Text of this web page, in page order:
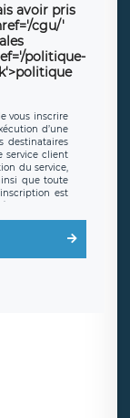
avoir pris
cgu/'
politique-
vous inscrire
d’une
destinataires
service client
du service,
que toute
est
en France et
RGPD. Les
pouvez
retirer votre